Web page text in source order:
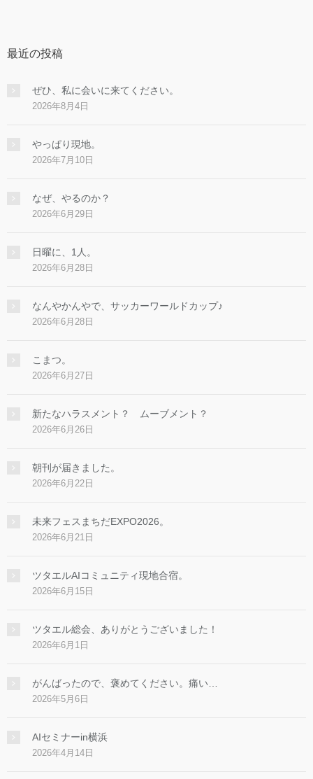
最近の投稿
ぜひ、私に会いに来てください。
2026年8月4日
やっぱり現地。
2026年7月10日
なぜ、やるのか？
2026年6月29日
日曜に、1人。
2026年6月28日
なんやかんやで、サッカーワールドカップ♪
2026年6月28日
こまつ。
2026年6月27日
新たなハラスメント？ ムーブメント？
2026年6月26日
朝刊が届きました。
2026年6月22日
未来フェスまちだEXPO2026。
2026年6月21日
ツタエルAIコミュニティ現地合宿。
2026年6月15日
ツタエル総会、ありがとうございました！
2026年6月1日
がんばったので、褒めてください。痛い…
2026年5月6日
AIセミナーin横浜
2026年4月14日